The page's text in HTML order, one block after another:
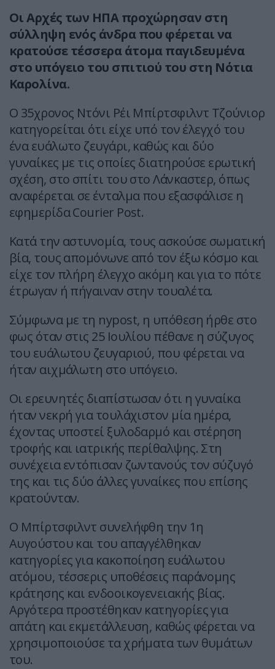
Οι Αρχές των ΗΠΑ προχώρησαν στη
σύλληψη ενός άνδρα που φέρεται να
κρατούσε τέσσερα άτομα παγιδευμένα
στο υπόγειο του σπιτιού του στη Νότια
Καρολίνα.
Ο 35χρονος Ντόνι Ρέι Μπίρτσφιλντ Τζούνιορ
κατηγορείται ότι είχε υπό τον έλεγχό του
ένα ευάλωτο ζευγάρι, καθώς και δύο
γυναίκες με τις οποίες διατηρούσε ερωτική
σχέση, στο σπίτι του στο Λάνκαστερ, όπως
αναφέρεται σε ένταλμα που εξασφάλισε η
εφημερίδα Courier Post.
Κατά την αστυνομία, τους ασκούσε σωματική
βία, τους απομόνωνε από τον έξω κόσμο και
είχε τον πλήρη έλεγχο ακόμη και για το πότε
έτρωγαν ή πήγαιναν στην τουαλέτα.
Σύμφωνα με τη nypost, η υπόθεση ήρθε στο
φως όταν στις 25 Ιουλίου πέθανε η σύζυγος
του ευάλωτου ζευγαριού, που φέρεται να
ήταν αιχμάλωτη στο υπόγειο.
Οι ερευνητές διαπίστωσαν ότι η γυναίκα
ήταν νεκρή για τουλάχιστον μία ημέρα,
έχοντας υποστεί ξυλοδαρμό και στέρηση
τροφής και ιατρικής περίθαλψης. Στη
συνέχεια εντόπισαν ζωντανούς τον σύζυγό
της και τις δύο άλλες γυναίκες που επίσης
κρατούνταν.
Ο Μπίρτσφιλντ συνελήφθη την 1η
Αυγούστου και του απαγγέλθηκαν
κατηγορίες για κακοποίηση ευάλωτου
ατόμου, τέσσερις υποθέσεις παράνομης
κράτησης και ενδοοικογενειακής βίας.
Αργότερα προστέθηκαν κατηγορίες για
απάτη και εκμετάλλευση, καθώς φέρεται να
χρησιμοποιούσε τα χρήματα των θυμάτων
του.